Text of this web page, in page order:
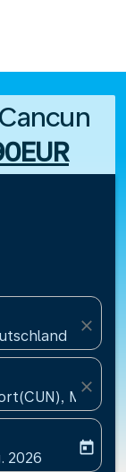
close
Mexiko
close
return-date-
2026
today